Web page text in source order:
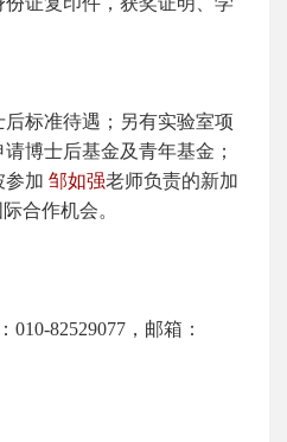
标准待遇；另有实验室项
博士后基金及青年基金；
参加 邹如强老师负责的新加
合作机会。
82529077，邮箱：